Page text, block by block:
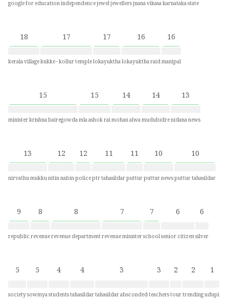
google for educationindependencejeweljewellersjnana vikasakarnataka state
18
kerala village
17
kukke - kollur temple
17
lokayuktha
16
lokayuktha raid
16
manipal
15
minister krishna bairegowda
15
mla ashok rai
14
mohan alwa
14
mudubidre
13
nidana news
13
nirvathu mukku
12
nitin nabin
12
police
11
ptr tahasildar
11
puttur
10
puttur news
10
puttur tahasildar
9
republic
8
revenue
8
revenue department
7
revenue minister
7
school
6
senior citizen
6
silver
5
society
5
sowmya
4
students
4
tahasildar
3
tahasildar absconded
3
teachers
2
tour
2
trending
1
udupi